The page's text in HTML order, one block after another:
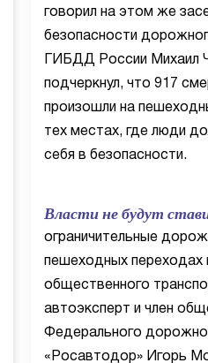
говорил на этом же
безопасности
ГИБДД России Михаил
подчеркнул, что 917
произошли на
тех местах, где люди
себя в безопасности.
Власти не будут
ограничительные
пешеходных переходах
общественного
автоэксперт и член
Федерального
«Росавтодор» Игорь